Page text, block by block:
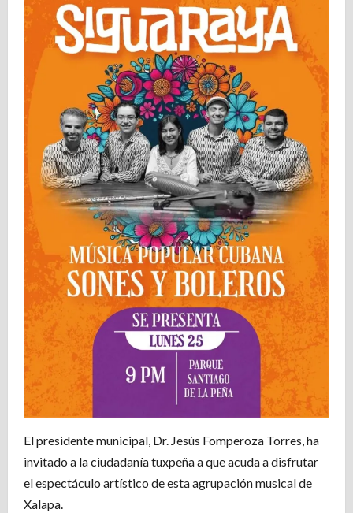
El presidente municipal, Dr. Jesús Fomperoza Torres, ha
invitado a la ciudadanía tuxpeña a que acuda a disfrutar
el espectáculo artístico de esta agrupación musical de
Xalapa.